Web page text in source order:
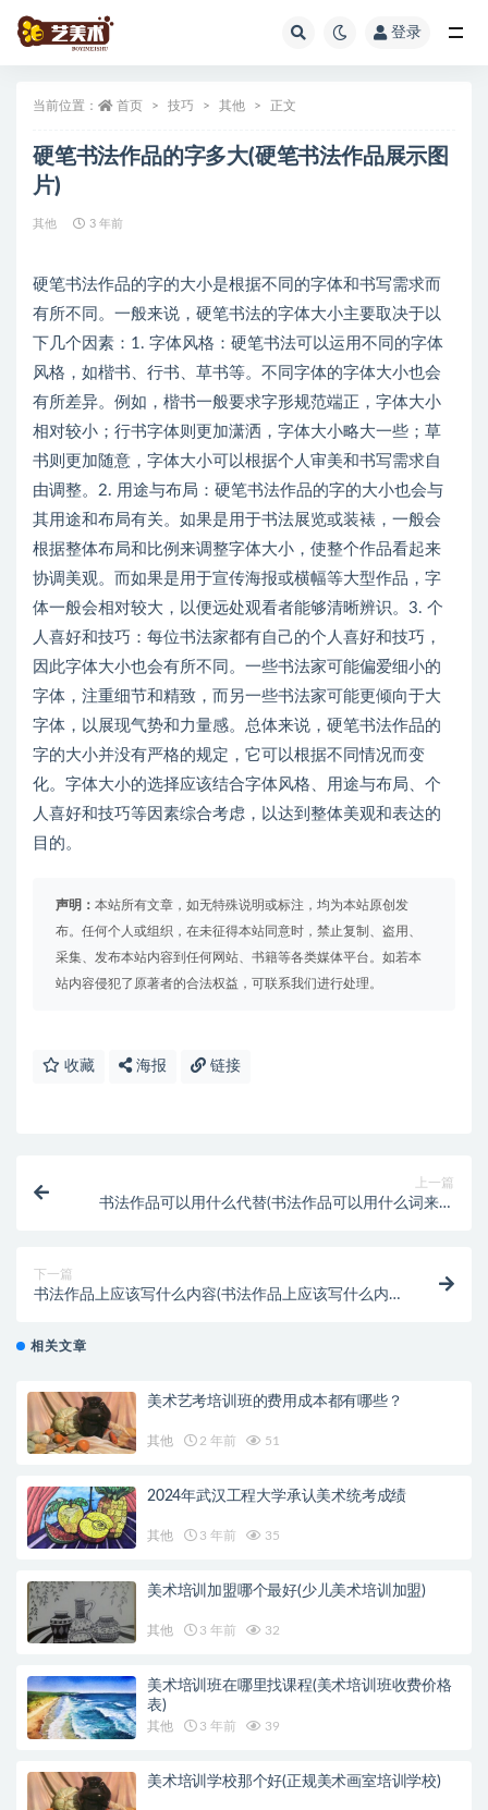
登录
当前位置： 首页 技巧 其他 正文
硬笔书法作品的字多大(硬笔书法作品展示图
片)
其他 3 年前
硬笔书法作品的字的大小是根据不同的字体和书写需求而
有所不同。一般来说，硬笔书法的字体大小主要取决于以
下几个因素：1. 字体风格：硬笔书法可以运用不同的字体
风格，如楷书、行书、草书等。不同字体的字体大小也会
有所差异。例如，楷书一般要求字形规范端正，字体大小
相对较小；行书字体则更加潇洒，字体大小略大一些；草
书则更加随意，字体大小可以根据个人审美和书写需求自
由调整。2. 用途与布局：硬笔书法作品的字的大小也会与
其用途和布局有关。如果是用于书法展览或装裱，一般会
根据整体布局和比例来调整字体大小，使整个作品看起来
协调美观。而如果是用于宣传海报或横幅等大型作品，字
体一般会相对较大，以便远处观看者能够清晰辨识。3. 个
人喜好和技巧：每位书法家都有自己的个人喜好和技巧，
因此字体大小也会有所不同。一些书法家可能偏爱细小的
字体，注重细节和精致，而另一些书法家可能更倾向于大
字体，以展现气势和力量感。总体来说，硬笔书法作品的
字的大小并没有严格的规定，它可以根据不同情况而变
化。字体大小的选择应该结合字体风格、用途与布局、个
人喜好和技巧等因素综合考虑，以达到整体美观和表达的
目的。
声明： 本站所有文章，如无特殊说明或标注，均为本站原创发
布。任何个人或组织，在未征得本站同意时，禁止复制、盗用、
采集、发布本站内容到任何网站、书籍等各类媒体平台。如若本
站内容侵犯了原著者的合法权益，可联系我们进行处理。
收藏 海报 链接
上一篇
书法作品可以用什么代替(书法作品可以用什么词来形
下一篇
书法作品上应该写什么内容(书法作品上应该写什么内
相关文章
美术艺考培训班的费用成本都有哪些？
其他 2 年前 51
2024年武汉工程大学承认美术统考成绩
其他 3 年前 35
美术培训加盟哪个最好(少儿美术培训加盟)
其他 3 年前 32
美术培训班在哪里找课程(美术培训班收费价格
表)
其他 3 年前 39
美术培训学校那个好(正规美术画室培训学校)